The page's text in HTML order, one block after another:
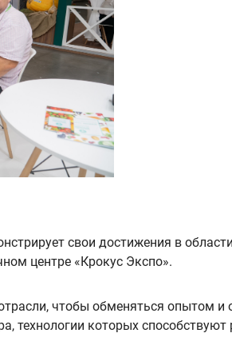
свои достижения в
центре «Крокус Экспо».
чтобы обменяться опытом
технологии которых